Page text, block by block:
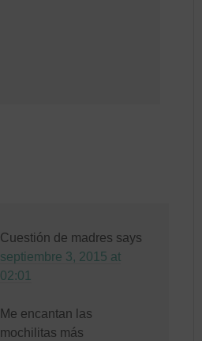
Cuestión de madres says
septiembre 3, 2015 at
02:01
Me encantan las
mochilitas más